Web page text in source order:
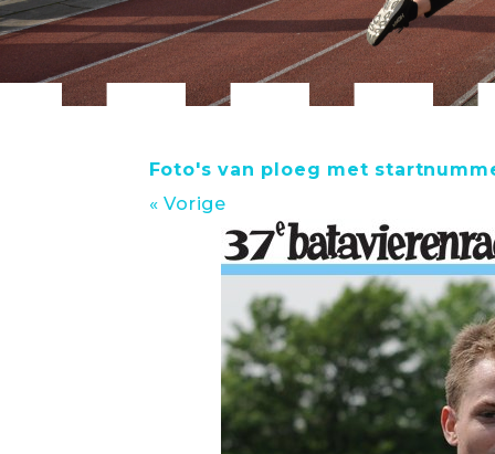
Foto's van ploeg met
« Vorige